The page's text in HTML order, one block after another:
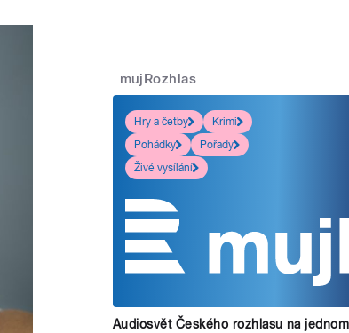
mujRozhlas
Hry a četby
Krimi
Pohádky
Pořady
Živé vysílání
Audiosvět Českého rozhlasu na